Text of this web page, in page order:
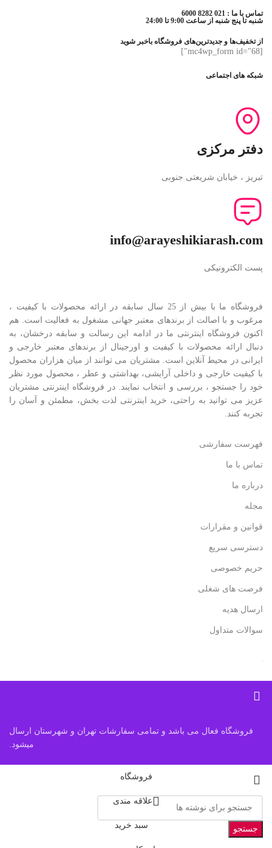
تماس با ما : 021 8282 6000
شنبه تا پنج شنبه از ساعت 9:00 تا 24:00
از تخفیف‌ها و جدیدترین‌های فروشگاه باخبر شوید
[mc4wp_form id="68"]
شبکه های اجتماعی
دفتر مرکزی
تبریز ، خیابان شریعتی جنوبی
info@arayeshikiarash.com
پست الکترونیکی
فروشگاه ما با بیش از 25 سال سابقه در ارائه محصولات با کيفيت ،
مرغوب و با اصالت از برندهای معتبر جهانی مشغول به فعاليت است. هم
اکنون فروشگاه اینترنتی ما در ادامه اين رسالت و سابقه درخشان، به
دنبال ارائه محصولات با کيفيت و اورجينال از برندهای معتبر خارجی و
ايرانی در محيط آنلاين است. مشتريان می توانند از ميان هزاران محصول
با کيفيت خارجی و داخلی آرایشی، بهداشتی و عطر ، محصول مورد نظر
خود را جستجو ، بررسی و انتخاب نمايند. در فروشگاه اینترنتی مشتريان
عزیز می توانيد به راحتی، خرید اینترنتی لذت بخش، مطمئن و آسان را
تجربه کنند.
فهرست سفارشی
تماس با ما
درباره ما
مجله
قوانین و مقرارات
دسترسی سریع
حریم خصوصی
فرصت های شغلی
ارسال هدیه
سوالات متداول
فروشگاه فعال می باشد و تمامی سفارشات تهران و شهرستان ارسال
میشود.
جستجو
فروشگاه
علاقه مندی
سبد خرید